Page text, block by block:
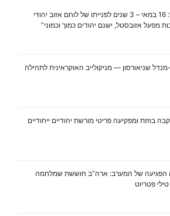
“אנו מבקשים מכם ישועה”: 16 במאי – 3 שנים לפנייתו של לוחם אזוב יהודי
מפעל אזובסטל, ישנם יהודים כמוך וכמוני”
שניאורסון — מניקולייב האוקראינית לתהילה
בוזזת ומפקיעה פריטי מורשת יהודיים ייחודיים
הפגיעה של המערב: ארה”ב חוששת שמלחמה
פטריוט